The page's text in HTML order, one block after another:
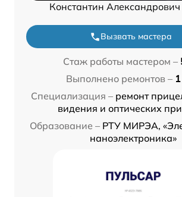
Константин
Вызвать мастера
Стаж работы мастером –
Выполнено ремонтов –
Специализация – ремонт
видения и оптических
Образование – РТУ МИРЭА,
наноэлектроника»